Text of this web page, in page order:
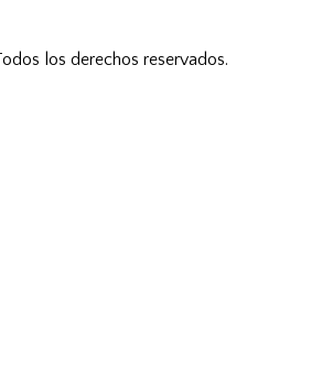
los derechos reservados.